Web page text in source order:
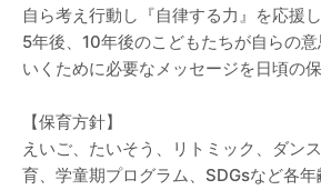
自ら考え行動し『自律する力』を応援
5年後、10年後のこどもたちが自らの
いくために必要なメッセージを日頃の保
【保育方針】
えいご、たいそう、リトミック、ダン
育、学童期プログラム、SDGsなど各